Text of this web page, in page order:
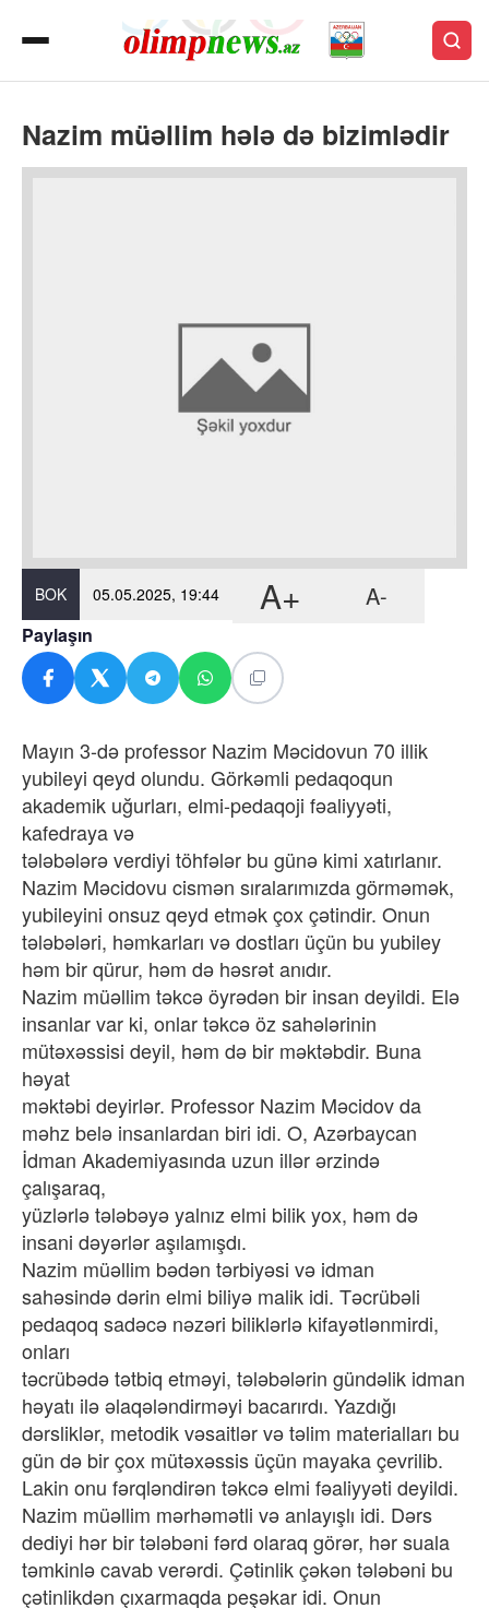
Nazim müəllim hələ də bizimlədir
BOK 05.05.2025, 19:44 A+ A-
Paylaşın
Mayın 3-də professor Nazim Məcidovun 70 illik
yubileyi qeyd olundu. Görkəmli pedaqoqun
akademik uğurları, elmi-pedaqoji fəaliyyəti,
kafedraya və
tələbələrə verdiyi töhfələr bu günə kimi xatırlanır.
Nazim Məcidovu cismən sıralarımızda görməmək,
yubileyini onsuz qeyd etmək çox çətindir. Onun
tələbələri, həmkarları və dostları üçün bu yubiley
həm bir qürur, həm də həsrət anıdır.
Nazim müəllim təkcə öyrədən bir insan deyildi. Elə
insanlar var ki, onlar təkcə öz sahələrinin
mütəxəssisi deyil, həm də bir məktəbdir. Buna
həyat
məktəbi deyirlər. Professor Nazim Məcidov da
məhz belə insanlardan biri idi. O, Azərbaycan
İdman Akademiyasında uzun illər ərzində
çalışaraq,
yüzlərlə tələbəyə yalnız elmi bilik yox, həm də
insani dəyərlər aşılamışdı.
Nazim müəllim bədən tərbiyəsi və idman
sahəsində dərin elmi biliyə malik idi. Təcrübəli
pedaqoq sadəcə nəzəri biliklərlə kifayətlənmirdi,
onları
təcrübədə tətbiq etməyi, tələbələrin gündəlik idman
həyatı ilə əlaqələndirməyi bacarırdı. Yazdığı
dərsliklər, metodik vəsaitlər və təlim materialları bu
gün də bir çox mütəxəssis üçün mayaka çevrilib.
Lakin onu fərqləndirən təkcə elmi fəaliyyəti deyildi.
Nazim müəllim mərhəmətli və anlayışlı idi. Dərs
dediyi hər bir tələbəni fərd olaraq görər, hər suala
təmkinlə cavab verərdi. Çətinlik çəkən tələbəni bu
çətinlikdən çıxarmaqda peşəkar idi. Onun